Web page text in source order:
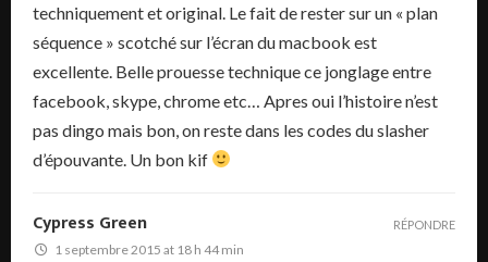
techniquement et original. Le fait de rester sur un « plan
séquence » scotché sur l’écran du macbook est
excellente. Belle prouesse technique ce jonglage entre
facebook, skype, chrome etc… Apres oui l’histoire n’est
pas dingo mais bon, on reste dans les codes du slasher
d’épouvante. Un bon kif
Cypress Green
1 septembre 2015 at 18 h 44 min
RÉPONDRE